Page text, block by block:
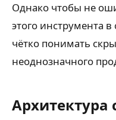
Однако чтобы не
этого инструмента
чётко понимать
неоднозначного
Архитектура